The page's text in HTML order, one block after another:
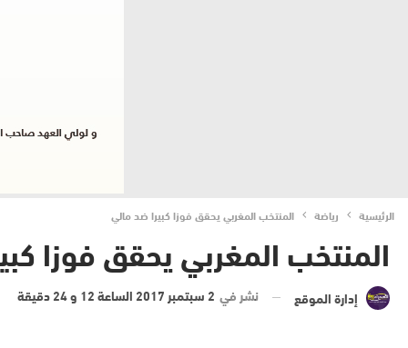
الرئيسية رياضة المنتخب المغربي يحقق فوزا كبيرا ضد مالي
المنتخب المغربي يحقق فوزا
إدارة الموقع نشر في 2 سبتمبر 2017 الساعة 12 و 24 دقيقة